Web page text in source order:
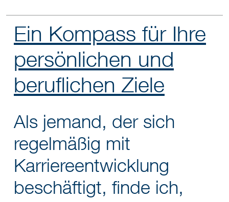
Ein Kompass für Ihre
persönlichen und
beruflichen Ziele
Als jemand, der sich
regelmäßig mit
Karriereentwicklung
beschäftigt, finde ich,